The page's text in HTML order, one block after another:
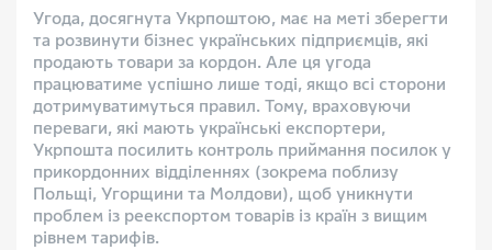
Угода, досягнута Укрпоштою, має на меті зберегти
та розвинути бізнес українських підприємців, які
продають товари за кордон. Але ця угода
працюватиме успішно лише тоді, якщо всі сторони
дотримуватимуться правил. Тому, враховуючи
переваги, які мають українські експортери,
Укрпошта посилить контроль приймання посилок у
прикордонних відділеннях (зокрема поблизу
Польщі, Угорщини та Молдови), щоб уникнути
проблем із реекспортом товарів із країн з вищим
рівнем тарифів.